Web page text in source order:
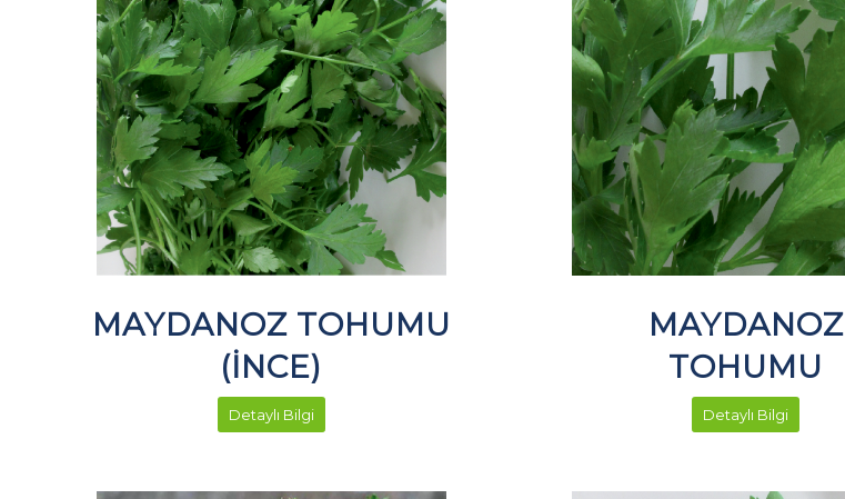
MAYDANOZ TOHUMU
(İNCE)
Detaylı Bilgi
MAYDANOZ
TOHUMU
Detaylı Bilgi